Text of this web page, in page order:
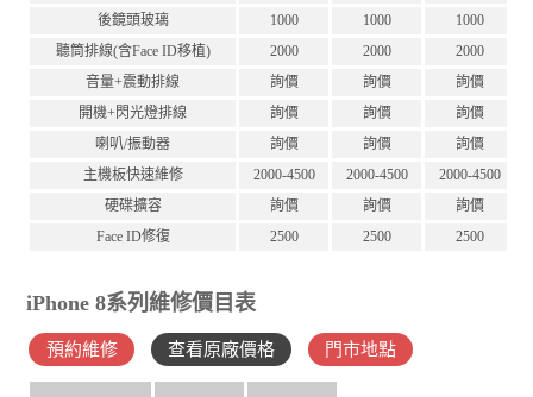
後鏡頭玻璃
1000 1000
1000
聽筒排線(含Face ID移植)
2000 2000
2000
音量+震動排線
詢價 詢價
詢價
開機+閃光燈排線
詢價 詢價
詢價
喇叭/振動器
詢價 詢價
詢價
主機板快速維修
2000-4500 2000-4500
2000-4500
硬碟擴容
詢價 詢價
詢價
Face ID修復
2500 2500 2500
iPhone 8系列維修價目表
預約維修 查看原廠價格 門市地點